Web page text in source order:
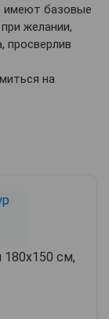
имеют базовые
желании,
просверлив
на
180х150 см,